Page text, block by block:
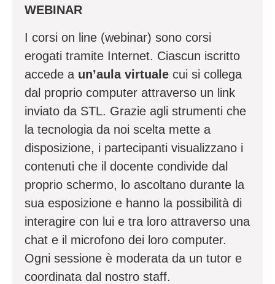
WEBINAR
I corsi on line (webinar) sono corsi
erogati tramite Internet. Ciascun iscritto
accede a un’aula virtuale cui si collega
dal proprio computer attraverso un link
inviato da STL. Grazie agli strumenti che
la tecnologia da noi scelta mette a
disposizione, i partecipanti visualizzano i
contenuti che il docente condivide dal
proprio schermo, lo ascoltano durante la
sua esposizione e hanno la possibilità di
interagire con lui e tra loro attraverso una
chat e il microfono dei loro computer.
Ogni sessione è moderata da un tutor e
coordinata dal nostro staff.